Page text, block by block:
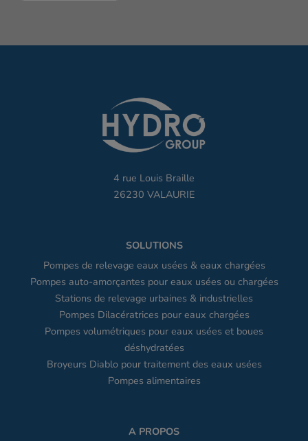
4 rue Louis Braille
26230 VALAURIE
SOLUTIONS
Pompes de relevage eaux usées & eaux chargées
Pompes auto-amorçantes pour eaux usées ou chargées
Stations de relevage urbaines & industrielles
Pompes Dilacératrices pour eaux chargées
Pompes volumétriques pour eaux usées et boues
déshydratées
Broyeurs Diablo pour traitement des eaux usées
Pompes alimentaires
A PROPOS